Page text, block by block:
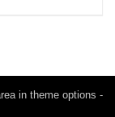
in theme options -